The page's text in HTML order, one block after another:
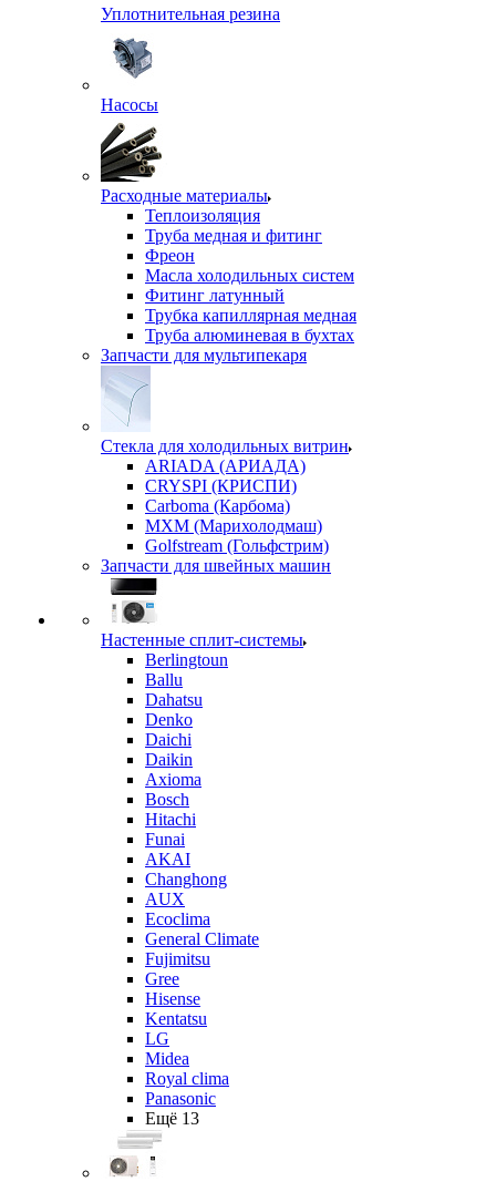
Уплотнительная резина
Насосы
Расходные материалы
Теплоизоляция
Труба медная и фитинг
Фреон
Масла холодильных систем
Фитинг латунный
Трубка капиллярная медная
Труба алюминевая в бухтах
Запчасти для мультипекаря
Стекла для холодильных витрин
ARIADA (АРИАДА)
CRYSPI (КРИСПИ)
Carboma (Карбома)
MXM (Марихолодмаш)
Golfstream (Гольфстрим)
Запчасти для швейных машин
Настенные сплит-системы
Berlingtoun
Ballu
Dahatsu
Denko
Daichi
Daikin
Axioma
Bosch
Hitachi
Funai
AKAI
Changhong
AUX
Ecoclima
General Climate
Fujimitsu
Gree
Hisense
Kentatsu
LG
Midea
Royal clima
Panasonic
Ещё 13